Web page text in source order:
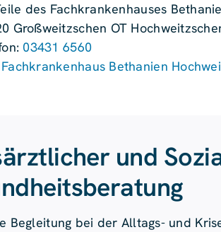
des Fachkrankenhauses
Großweitzschen OT
03431 6560
Bethanien
und
Begleitung bei der Alltags- und